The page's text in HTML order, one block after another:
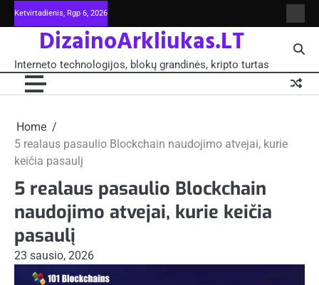
Skip
to
Ketvirtadienis, Rgp 6, 2026
ir
blokų
DizainoArkliukas.LT
Interneto technologijos, blokų grandinės, kripto turtas
Home
5 realaus pasaulio Blockchain naudojimo atvejai, kurie
keičia pasaulį
5 realaus pasaulio Blockchain
naudojimo atvejai, kurie keičia
pasaulį
23 sausio, 2026